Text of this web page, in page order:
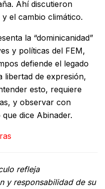
Ahí discutieron
el cambio climático.
la “dominicanidad”
y políticas del FEM,
defiende el legado
libertad de expresión,
esto, requiere
y observar con
dice Abinader.
refleja
y responsabilidad de su